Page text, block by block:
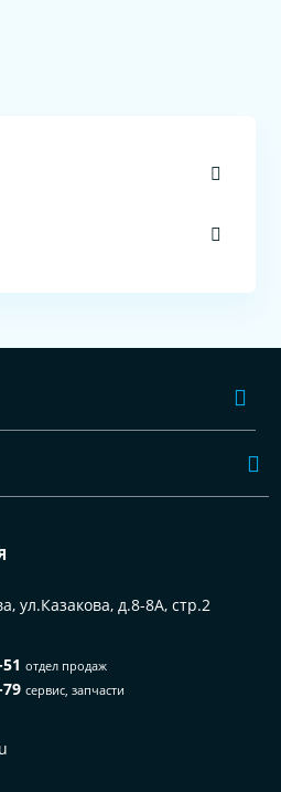
ул.Казакова, д.8-8А, стр.2
отдел продаж
сервис, запчасти